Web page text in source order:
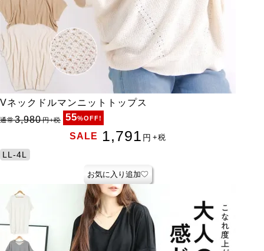
Vネックドルマンニットトップス
通常3,980円+税 55%OFF!
SALE 1,791 円 +税
LL-4L
お気に入り追加